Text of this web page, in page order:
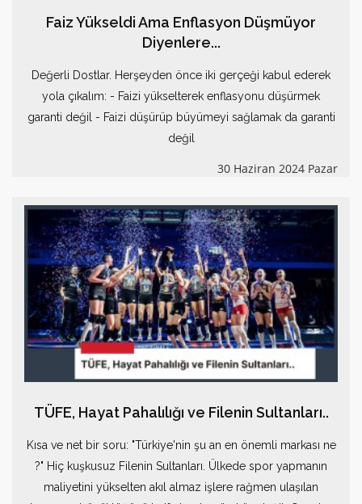
Faiz Yükseldi Ama Enflasyon Düşmüyor
Diyenlere...
Değerli Dostlar. Herşeyden önce iki gerçeği kabul ederek
yola çıkalım: - Faizi yükselterek enflasyonu düşürmek
garanti değil - Faizi düşürüp büyümeyi sağlamak da garanti
değil
30 Haziran 2024 Pazar
TÜFE, Hayat Pahalılığı ve Filenin Sultanları..
Kısa ve net bir soru: "Türkiye'nin şu an en önemli markası ne
?" Hiç kuşkusuz Filenin Sultanları. Ülkede spor yapmanın
maliyetini yükselten akıl almaz işlere rağmen ulaşılan